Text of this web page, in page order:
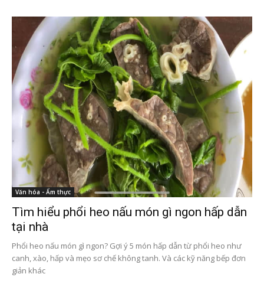
Văn hóa - Ẩm thực
Tìm hiểu phổi heo nấu món gì ngon hấp dẫn
tại nhà
Phổi heo nấu món gì ngon? Gợi ý 5 món hấp dẫn từ phổi heo như
canh, xào, hấp và mẹo sơ chế không tanh. Và các kỹ năng bếp đơn
giản khác